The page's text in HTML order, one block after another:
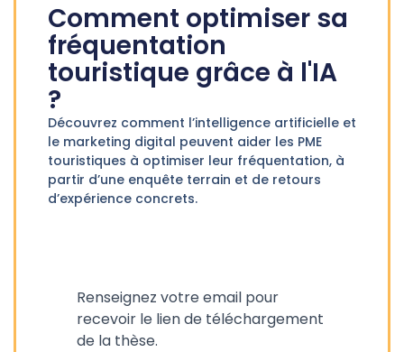
Comment optimiser sa
fréquentation
touristique grâce à l'IA
?
Découvrez comment l’intelligence artificielle et
le marketing digital peuvent aider les PME
touristiques à optimiser leur fréquentation, à
partir d’une enquête terrain et de retours
d’expérience concrets.
Renseignez votre email pour
recevoir le lien de téléchargement
de la thèse.